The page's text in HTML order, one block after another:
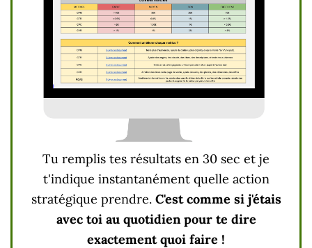
Tu remplis tes résultats en 30 sec et je
t'indique instantanément quelle action
stratégique prendre. C'est comme si j'étais
avec toi au quotidien pour te dire
exactement quoi faire !